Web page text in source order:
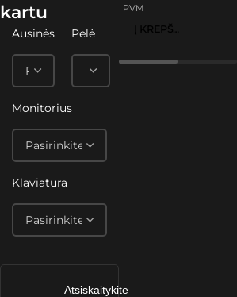
kartu
Ausinės Pelė
Monitorius
Klaviatūra
Atsiskaitykite
PVM
Į KREPŠELĮ